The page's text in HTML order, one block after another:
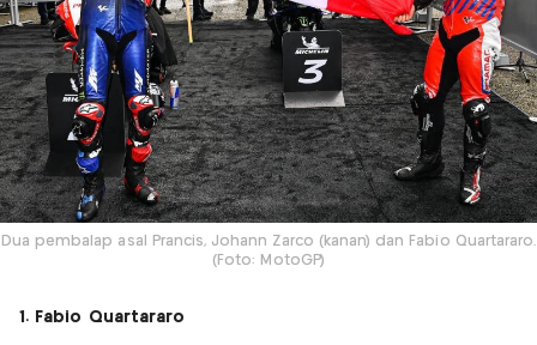
Dua pembalap asal Prancis, Johann Zarco (kanan) dan Fabio Quartararo.
(Foto: MotoGP)
1. Fabio Quartararo